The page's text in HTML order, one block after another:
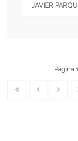
JAVIER
Página